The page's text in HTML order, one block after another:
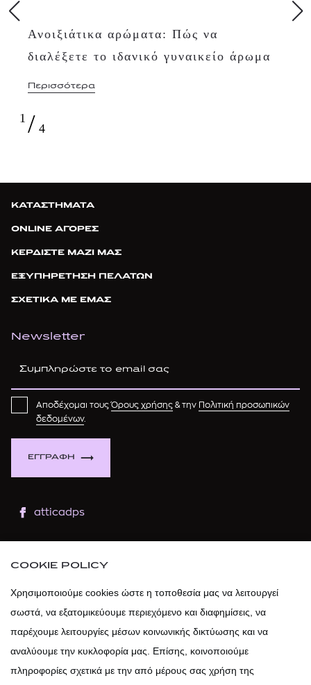
Ανοιξιάτικα αρώματα: Πώς να
διαλέξετε το ιδανικό γυναικείο άρωμα
Περισσότερα
1 / 4
ΚΑΤΑΣΤΗΜΑΤΑ
ONLINE ΑΓΟΡΕΣ
ΚΕΡΔΙΣΤΕ ΜΑΖΙ ΜΑΣ
ΕΞΥΠΗΡΕΤΗΣΗ ΠΕΛΑΤΩΝ
ΣΧΕΤΙΚΑ ΜΕ ΕΜΑΣ
Newsletter
ΕΓΓΡΑΦΗ
Αποδέχομαι τουςΌρους χρήσης & την Πολιτική προσωπικών
δεδομένων.
atticadps
atticadps
COOKIE POLICY
Χρησιμοποιούμε cookies ώστε η τοποθεσία μας να λειτουργεί
σωστά, να εξατομικεύουμε περιεχόμενο και διαφημίσεις, να
παρέχουμε λειτουργίες μέσων κοινωνικής δικτύωσης και να
αναλύουμε την κυκλοφορία μας. Επίσης, κοινοποιούμε
πληροφορίες σχετικά με την από μέρους σας χρήση της